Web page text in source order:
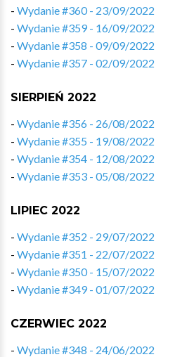
- Wydanie #360 - 23/09/2022
- Wydanie #359 - 16/09/2022
- Wydanie #358 - 09/09/2022
- Wydanie #357 - 02/09/2022
SIERPIEŃ 2022
- Wydanie #356 - 26/08/2022
- Wydanie #355 - 19/08/2022
- Wydanie #354 - 12/08/2022
- Wydanie #353 - 05/08/2022
LIPIEC 2022
- Wydanie #352 - 29/07/2022
- Wydanie #351 - 22/07/2022
- Wydanie #350 - 15/07/2022
- Wydanie #349 - 01/07/2022
CZERWIEC 2022
- Wydanie #348 - 24/06/2022